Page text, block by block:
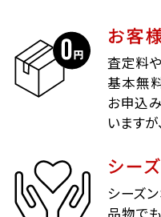
お客
査定料
基本無
お申込
いますが
シー
シーズ
品物で